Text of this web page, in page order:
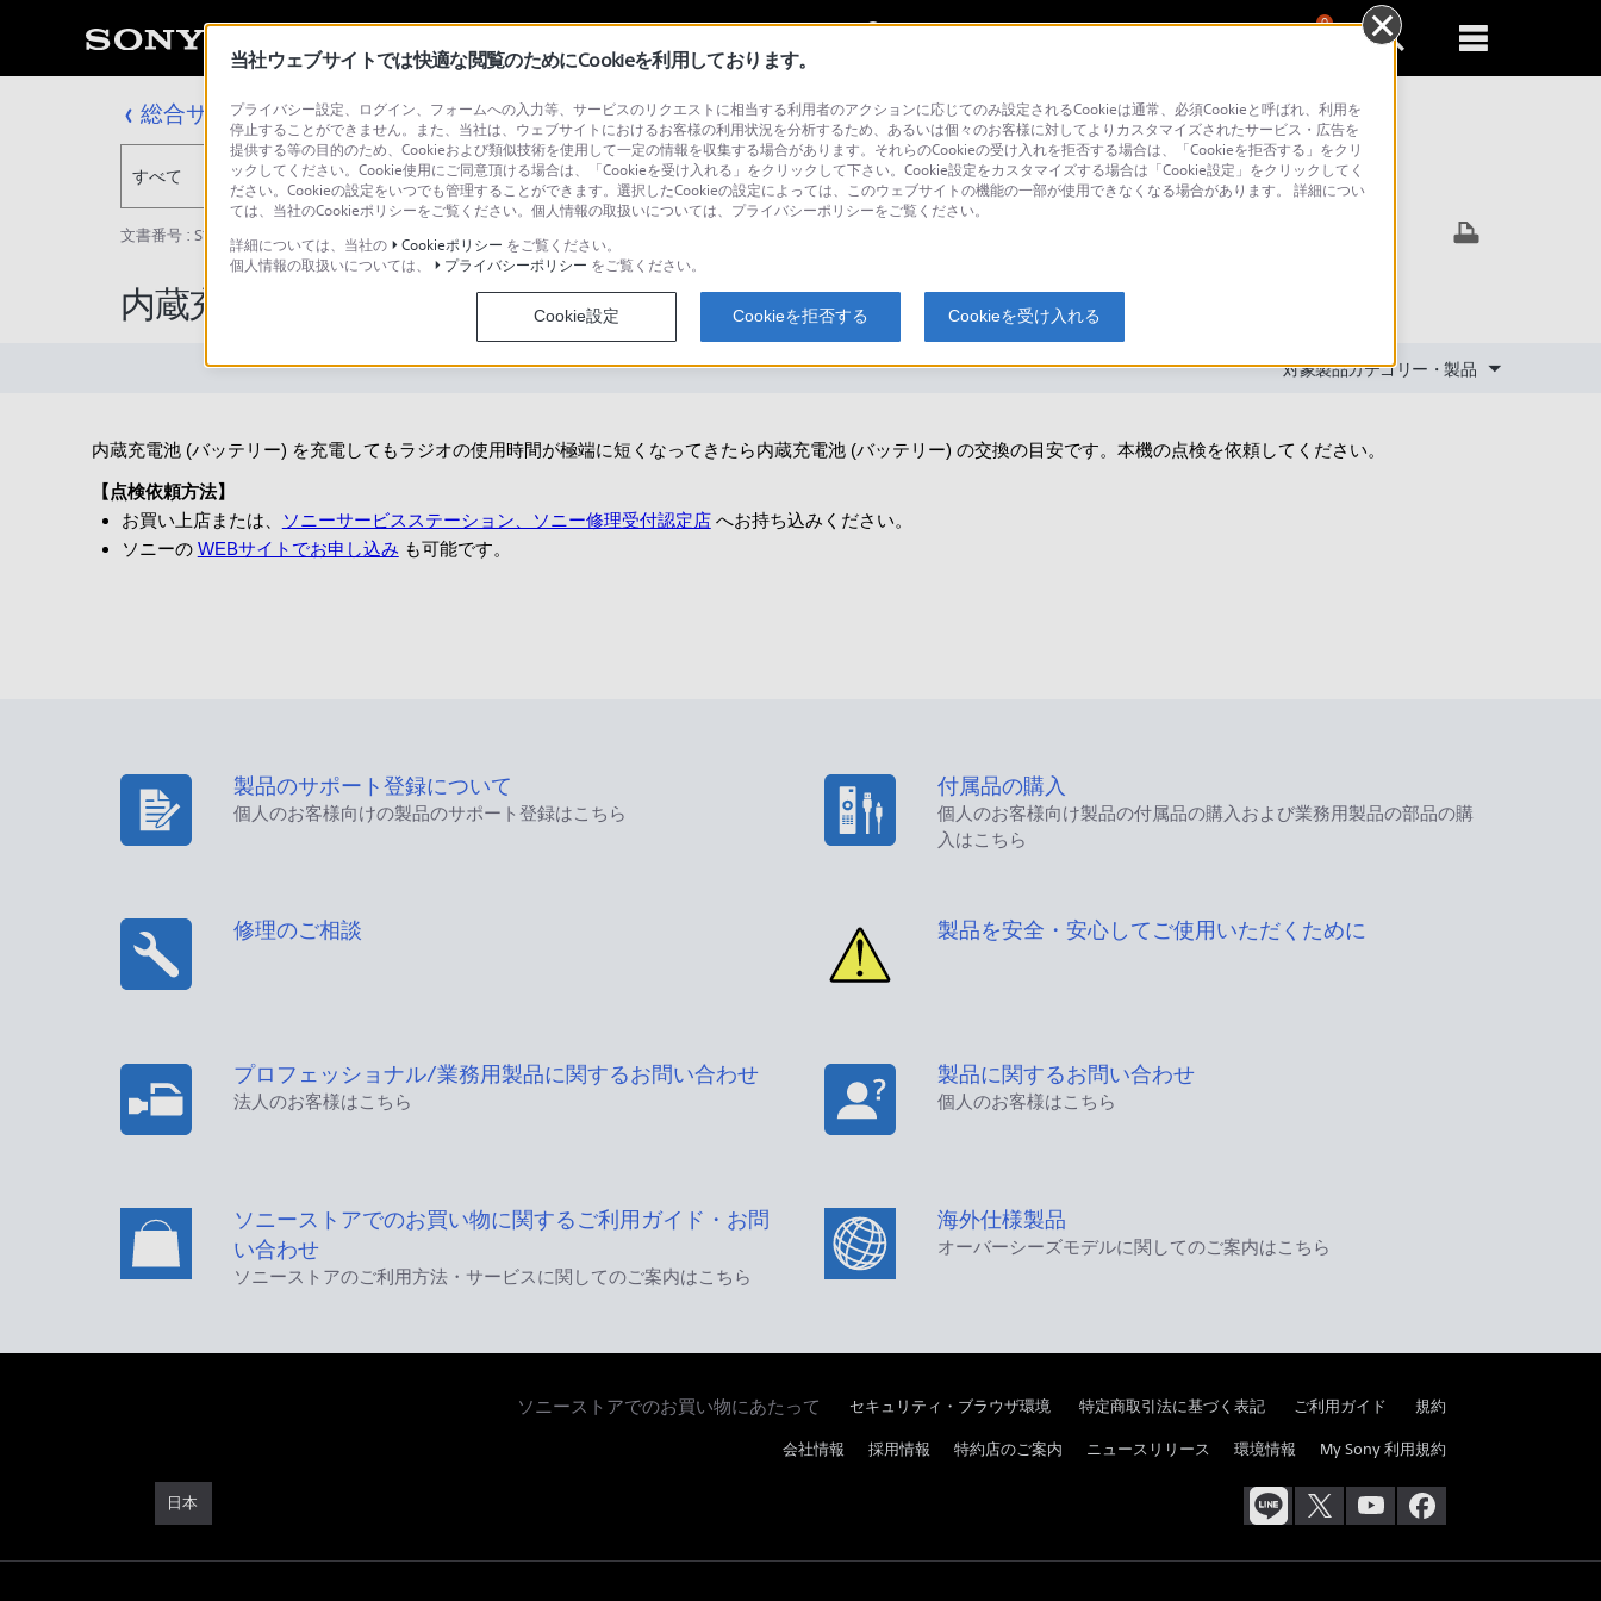
0
総合サポート・お問い合わせ
すべて 検索
文書番号 : S1203029003481 / 最終更新日 : 2018/02/28
内蔵充電池 (バッテリー) の交換の目安を教えてください。
対象製品カテゴリー・製品
内蔵充電池 (バッテリー) を充電してもラジオの使用時間が極端に短くなってきたら内蔵充電池 (バッテリー) の交換の目安です。本機の点検を依頼してください。
【点検依頼方法】
お買い上店または、
ソニーサービスステーション、ソニー修理受付認定店へお持ち込みください。
ソニーの WEBサイトでお申し込み も可能です。
製品のサポート登録について
個人のお客様向けの製品のサポート登録はこちら
付属品の購入
個人のお客様向け製品の付属品の購入および業務用製品の部品の購
入はこちら
修理のご相談 製品を安全・安心してご使用いただくために
プロフェッショナル/業務用製品に関するお問い合わせ
法人のお客様はこちら
製品に関するお問い合わせ
個人のお客様はこちら
ソニーストアでのお買い物に関するご利用ガイド・お問
い合わせ
ソニーストアのご利用方法・サービスに関してのご案内はこちら
海外仕様製品
オーバーシーズモデルに関してのご案内はこちら
ソニーストアでのお買い物にあたって セキュリティ・ブラウザ環境 特定商取引法に基づく表記 ご利用ガイド 規約
日本
会社情報 採用情報 特約店のご案内 ニュースリリース 環境情報 My Sony 利用規約
当社ウェブサイトでは快適な閲覧のためにCookieを利用しております。
プライバシー設定、ログイン、フォームへの入力等、サービスのリクエストに相当する利用者のアクションに応じてのみ設定されるCookieは通常、必須Cookieと呼ばれ、利用を
停止することができません。また、当社は、ウェブサイトにおけるお客様の利用状況を分析するため、あるいは個々のお客様に対してよりカスタマイズされたサービス・広告を
提供する等の目的のため、Cookieおよび類似技術を使用して一定の情報を収集する場合があります。それらのCookieの受け入れを拒否する場合は、「Cookieを拒否する」をクリ
ックしてください。Cookie使用にご同意頂ける場合は、「Cookieを受け入れる」をクリックして下さい。Cookie設定をカスタマイズする場合は「Cookie設定」をクリックしてく
ださい。Cookieの設定をいつでも管理することができます。選択したCookieの設定によっては、このウェブサイトの機能の一部が使用できなくなる場合があります。 詳細につい
ては、当社のCookieポリシーをご覧ください。個人情報の取扱いについては、プライバシーポリシーをご覧ください。
詳細については、当社の
Cookieポリシー をご覧ください。
個人情報の取扱いについては、
プライバシーポリシー をご覧ください。
Cookie設定 Cookieを拒否する Cookieを受け入れる